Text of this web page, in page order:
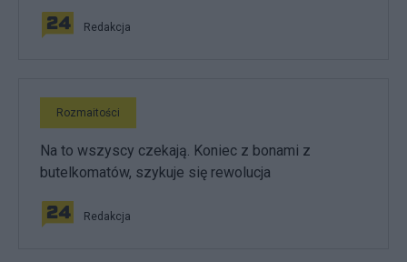
Redakcja
Rozmaitości
Na to wszyscy czekają. Koniec z bonami z
butelkomatów, szykuje się rewolucja
Redakcja